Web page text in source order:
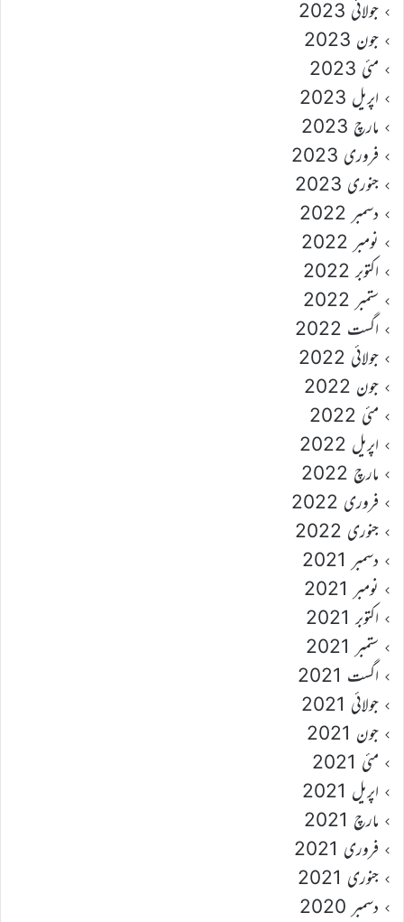
جولائی 2023
جون 2023
مئی 2023
اپریل 2023
مارچ 2023
فروری 2023
جنوری 2023
دسمبر 2022
نومبر 2022
اکتوبر 2022
ستمبر 2022
اگست 2022
جولائی 2022
جون 2022
مئی 2022
اپریل 2022
مارچ 2022
فروری 2022
جنوری 2022
دسمبر 2021
نومبر 2021
اکتوبر 2021
ستمبر 2021
اگست 2021
جولائی 2021
جون 2021
مئی 2021
اپریل 2021
مارچ 2021
فروری 2021
جنوری 2021
دسمبر 2020